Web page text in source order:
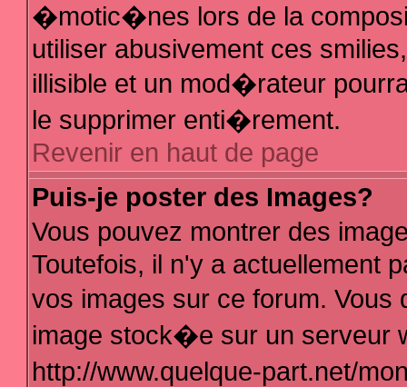
�motic�nes lors de la
utiliser abusivement ces
illisible et un mod�rateur
le supprimer enti�rement.
Revenir en haut de page
Puis-je poster des Images?
Vous pouvez montrer des
Toutefois, il n'y a actuellement
vos images sur ce forum.
image stock�e sur un serveur
http://www.quelque-part.net/